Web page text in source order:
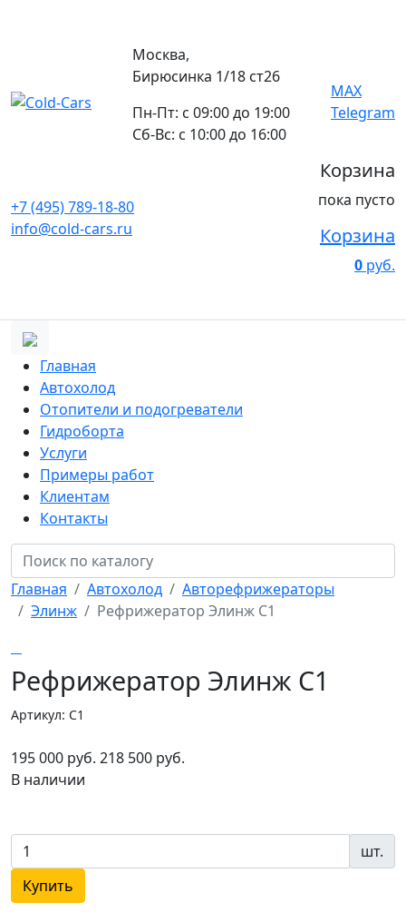
Москва,
Бирюсинка 1/18 ст26 ​
Пн-Пт: с 09:00 до 19:00
Сб-Вс: с 10:00 до 16:00
MAX
Telegram
+7 (495) 789-18-80
info@cold-cars.ru
Корзина
пока пусто
Корзина
0 руб.
Главная
Автохолод
Отопители и подогреватели
Гидроборта
Услуги
Примеры работ
Клиентам
Контакты
Главная Автохолод
Авторефрижераторы
Элинж
Рефрижератор Элинж С1
Рефрижератор Элинж С1
Артикул: С1
195 000 руб. 218 500 руб.
В наличии
шт.
Купить